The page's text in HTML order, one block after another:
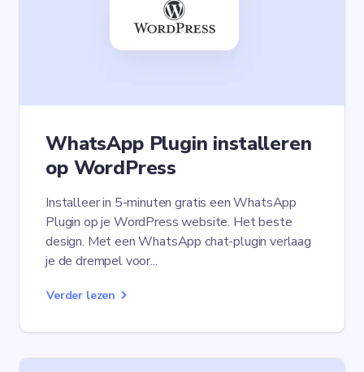
WhatsApp Plugin installeren
op WordPress
Installeer in 5-minuten gratis een WhatsApp
Plugin op je WordPress website. Het beste
design. Met een WhatsApp chat-plugin verlaag
je de drempel voor...
Verder lezen